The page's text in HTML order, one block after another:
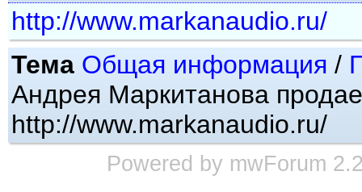
http://www.markanaudio.ru/
Тема Общая информация /
Андрея Маркитанова
http://www.markanaudio.ru/
Powered by mwForum